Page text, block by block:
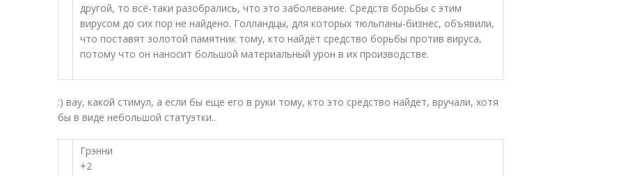
другой, то всё-таки разобрались, что это заболевание. Средств борьбы с этим
вирусом до сих пор не найдено. Голландцы, для которых тюльпаны-бизнес, объявили,
что поставят золотой памятник тому, кто найдёт средство борьбы против вируса,
потому что он наносит большой материальный урон в их производстве.
:) вау, какой стимул, а если бы еще его в руки тому, кто это средство найдет, вручали, хотя
бы в виде небольшой статуэтки..
Грэнни
+2